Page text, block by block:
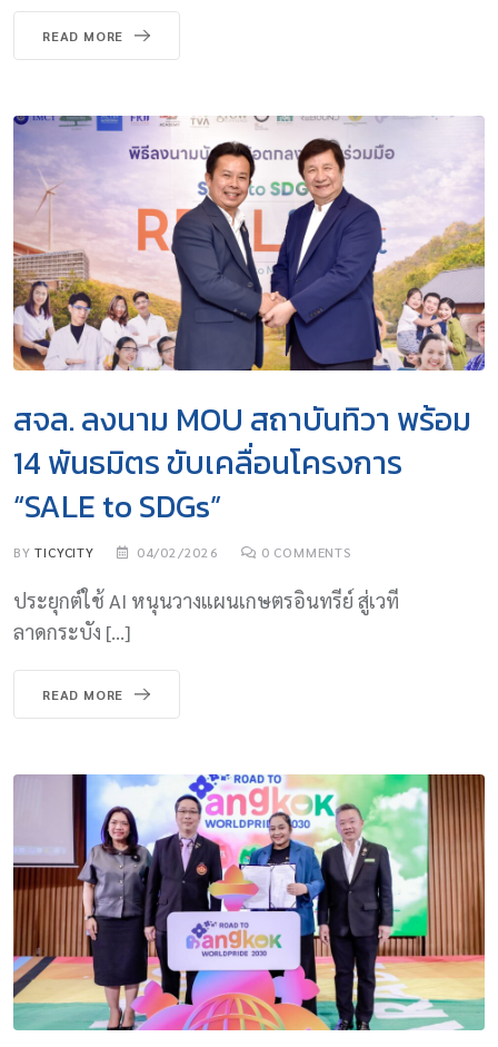
READ MORE
สจล. ลงนาม MOU สถาบันทิวา พร้อม
14 พันธมิตร ขับเคลื่อนโครงการ
“SALE to SDGs”
BYTICYCITY 04/02/2026 0 COMMENTS
ประยุกต์ใช้ AI หนุนวางแผนเกษตรอินทรีย์ สู่เวที
ลาดกระบัง […]
READ MORE